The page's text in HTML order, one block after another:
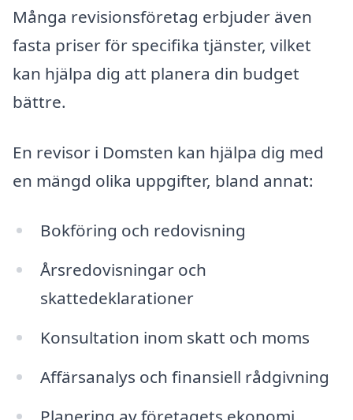
Många revisionsföretag erbjuder även
fasta priser för specifika tjänster, vilket
kan hjälpa dig att planera din budget
bättre.
En revisor i Domsten kan hjälpa dig med
en mängd olika uppgifter, bland annat:
Bokföring och redovisning
Årsredovisningar och
skattedeklarationer
Konsultation inom skatt och moms
Affärsanalys och finansiell rådgivning